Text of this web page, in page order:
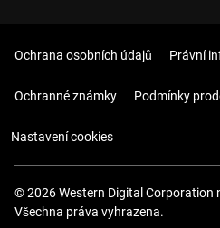
Ochrana osobních údajů Právní
Ochranné známky Podmínky
Nastavení cookies
© 2026 Western Digital Corporation
Všechna práva vyhrazena.